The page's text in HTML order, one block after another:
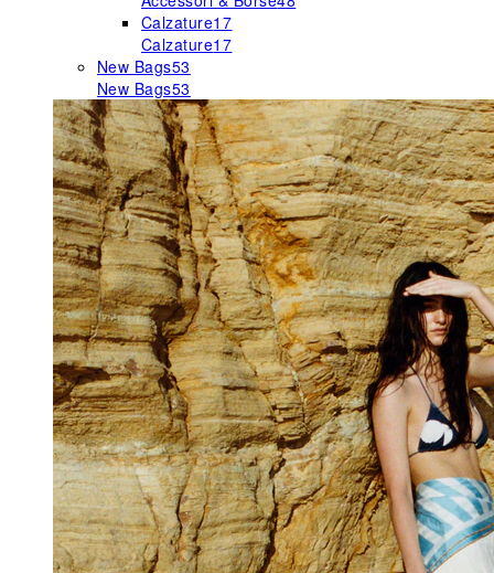
Calzature17
Calzature17
New Bags53
New Bags53